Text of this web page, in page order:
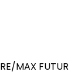
MAX FUTUR